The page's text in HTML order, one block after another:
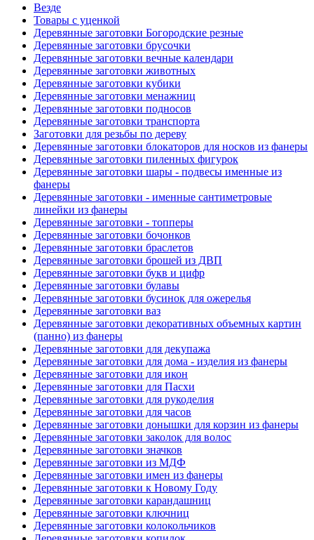
Везде
Товары с уценкой
Деревянные заготовки Богородские резные
Деревянные заготовки брусочки
Деревянные заготовки вечные календари
Деревянные заготовки животных
Деревянные заготовки кубики
Деревянные заготовки менажниц
Деревянные заготовки подносов
Деревянные заготовки транспорта
Заготовки для резьбы по дереву
Деревянные заготовки блокаторов для носков из фанеры
Деревянные заготовки пиленных фигурок
Деревянные заготовки шары - подвесы именные из
фанеры
Деревянные заготовки - именные сантиметровые
линейки из фанеры
Деревянные заготовки - топперы
Деревянные заготовки бочонков
Деревянные заготовки браслетов
Деревянные заготовки брошей из ДВП
Деревянные заготовки букв и цифр
Деревянные заготовки булавы
Деревянные заготовки бусинок для ожерелья
Деревянные заготовки ваз
Деревянные заготовки декоративных объемных картин
(панно) из фанеры
Деревянные заготовки для декупажа
Деревянные заготовки для дома - изделия из фанеры
Деревянные заготовки для икон
Деревянные заготовки для Пасхи
Деревянные заготовки для рукоделия
Деревянные заготовки для часов
Деревянные заготовки донышки для корзин из фанеры
Деревянные заготовки заколок для волос
Деревянные заготовки значков
Деревянные заготовки из МДФ
Деревянные заготовки имен из фанеры
Деревянные заготовки к Новому Году
Деревянные заготовки карандашниц
Деревянные заготовки ключниц
Деревянные заготовки колокольчиков